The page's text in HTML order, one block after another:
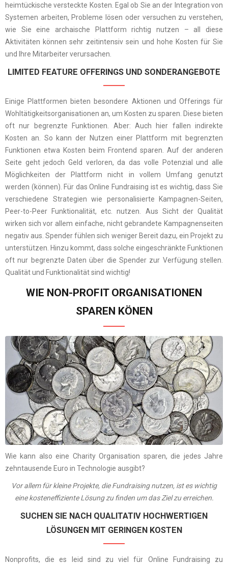
heimtückische versteckte Kosten. Egal ob Sie an der Integration von
Systemen arbeiten, Probleme lösen oder versuchen zu verstehen,
wie Sie eine archaische Plattform richtig nutzen – all diese
Aktivitäten können sehr zeitintensiv sein und hohe Kosten für Sie
und Ihre Mitarbeiter verursachen.
LIMITED FEATURE OFFERINGS UND SONDERANGEBOTE
Einige Plattformen bieten besondere Aktionen und Offerings für
Wohltätigkeitsorganisationen an, um Kosten zu sparen. Diese bieten
oft nur begrenzte Funktionen. Aber: Auch hier fallen indirekte
Kosten an. So kann der Nutzen einer Plattform mit begrenzten
Funktionen etwa Kosten beim Frontend sparen. Auf der anderen
Seite geht jedoch Geld verloren, da das volle Potenzial und alle
Möglichkeiten der Plattform nicht in vollem Umfang genutzt
werden (können). Für das Online Fundraising ist es wichtig, dass Sie
verschiedene Strategien wie personalisierte Kampagnen-Seiten,
Peer-to-Peer Funktionalität, etc. nutzen. Aus Sicht der Qualität
wirken sich vor allem einfache, nicht gebrandete Kampagnenseiten
negativ aus. Spender fühlen sich weniger Bereit dazu, ein Projekt zu
unterstützen. Hinzu kommt, dass solche eingeschränkte Funktionen
oft nur begrenzte Daten über die Spender zur Verfügung stellen.
Qualität und Funktionalität sind wichtig!
WIE NON-PROFIT ORGANISATIONEN
SPAREN KÖNEN
Wie kann also eine Charity Organisation sparen, die jedes Jahre
zehntausende Euro in Technologie ausgibt?
Vor allem für kleine Projekte, die Fundraising nutzen, ist es wichtig
eine kosteneffiziente Lösung zu finden um das Ziel zu erreichen.
SUCHEN SIE NACH QUALITATIV HOCHWERTIGEN
LÖSUNGEN MIT GERINGEN KOSTEN
Nonprofits, die es leid sind zu viel für Online Fundraising zu